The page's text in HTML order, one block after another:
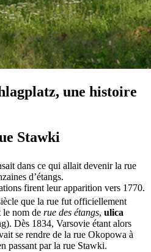
une histoire
Stawki
dans ce qui allait devenir la rue
d’étangs.
firent leur apparition vers 1770.
que la rue fut officiellement
le nom de rue des étangs, ulica
Dès 1834, Varsovie étant alors
se rendre de la rue Okopowa à
passant par la rue Stawki.